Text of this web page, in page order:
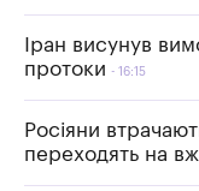
Іран висунув
протоки
16:15
Росіяни
переходять на